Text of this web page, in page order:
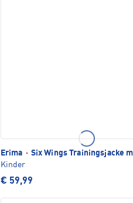
Erima · Six Wings Trainingsjacke
Kinder
€ 59,99